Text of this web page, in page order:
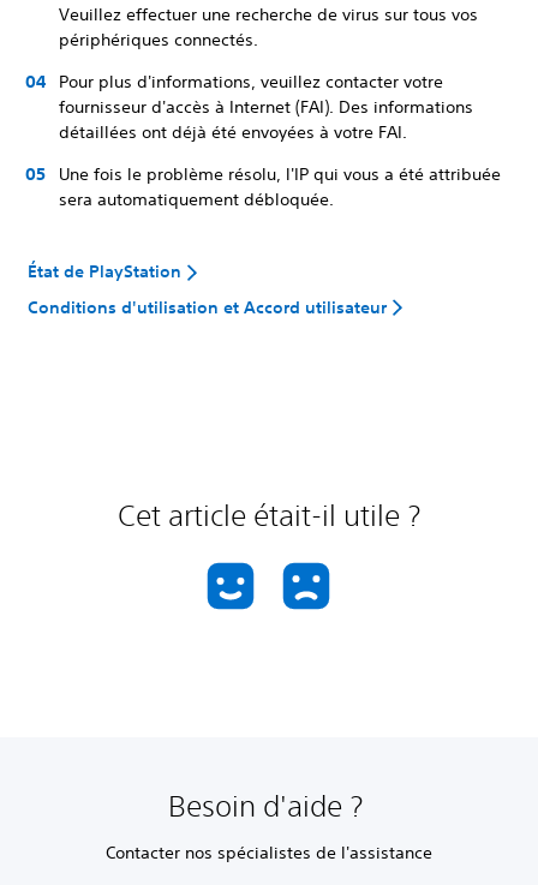
Veuillez effectuer une recherche de virus sur tous vos
périphériques connectés.
Pour plus d'informations, veuillez contacter votre
fournisseur d'accès à Internet (FAI). Des informations
détaillées ont déjà été envoyées à votre FAI.
Une fois le problème résolu, l'IP qui vous a été attribuée
sera automatiquement débloquée.
État de PlayStation
Conditions d'utilisation et Accord utilisateur
Cet article était-il utile ?
Besoin d'aide ?
Contacter nos spécialistes de l'assistance